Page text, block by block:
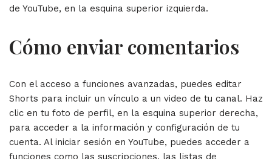
de YouTube, en la esquina superior izquierda.
Cómo enviar comentarios
Con el acceso a funciones avanzadas, puedes editar
Shorts para incluir un vínculo a un video de tu canal. Haz
clic en tu foto de perfil, en la esquina superior derecha,
para acceder a la información y configuración de tu
cuenta. Al iniciar sesión en YouTube, puedes acceder a
funciones como las suscripciones, las listas de